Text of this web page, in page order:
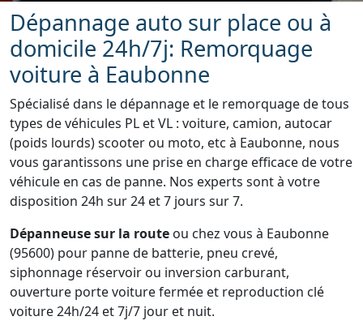
Dépannage auto sur place ou à
domicile 24h/7j: Remorquage
voiture à Eaubonne
Spécialisé dans le dépannage et le remorquage de tous
types de véhicules PL et VL : voiture, camion, autocar
(poids lourds) scooter ou moto, etc à Eaubonne, nous
vous garantissons une prise en charge efficace de votre
véhicule en cas de panne. Nos experts sont à votre
disposition 24h sur 24 et 7 jours sur 7.
Dépanneuse sur la route ou chez vous à Eaubonne
(95600) pour panne de batterie, pneu crevé,
siphonnage réservoir ou inversion carburant,
ouverture porte voiture fermée et reproduction clé
voiture 24h/24 et 7j/7 jour et nuit.